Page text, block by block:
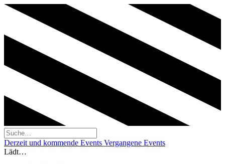
Derzeit und kommende Events Vergangene Events
Lädt…